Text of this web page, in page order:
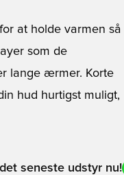
at holde varmen så
som de
lange ærmer. Korte
hud hurtigst muligt,
seneste udstyr nu!